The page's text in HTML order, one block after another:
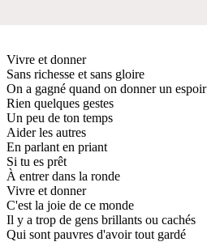
Vivre et donner
Sans richesse et sans gloire
On a gagné quand on donner un espoir
Rien quelques gestes
Un peu de ton temps
Aider les autres
En parlant en priant
Si tu es prêt
À entrer dans la ronde
Vivre et donner
C'est la joie de ce monde
Il y a trop de gens brillants ou cachés
Qui sont pauvres d'avoir tout gardé